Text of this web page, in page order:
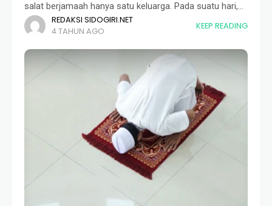
salat berjamaah hanya satu keluarga. Pada suatu hari,
keluarga tersebut mengerjakan salat berjamaah di
perjalanan. b. Pertanyaan Apakah salat jamaah yang
dikerjakan
REDAKSI SIDOGIRI.NET
4 TAHUN AGO
KEEP READING